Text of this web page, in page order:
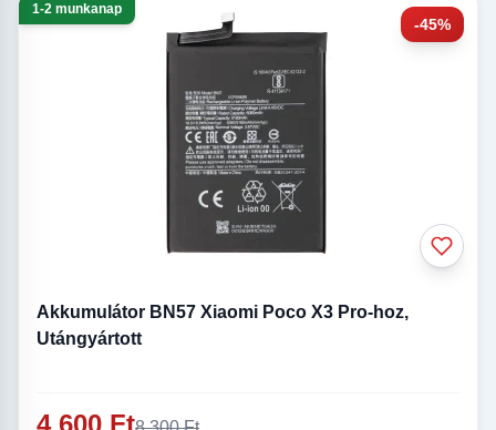
-45%
1-2 munkanap
Akkumulátor BN57 Xiaomi Poco X3 Pro-hoz,
Utángyártott
4 600 Ft